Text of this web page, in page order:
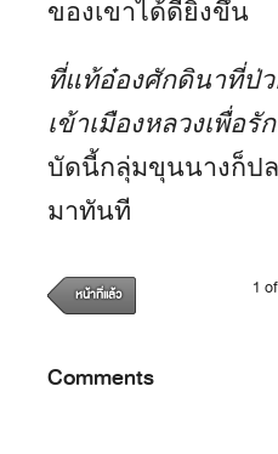
ของเขาได้ดียิ่งขึ้น
ที่แท้อ๋องศักดินาที่ป่
เข้าเมืองหลวงเพื่อ
บัดนี้กลุ่มขุนนางก็ป
มาทันที
หน้าที่แล้ว 1
Comments